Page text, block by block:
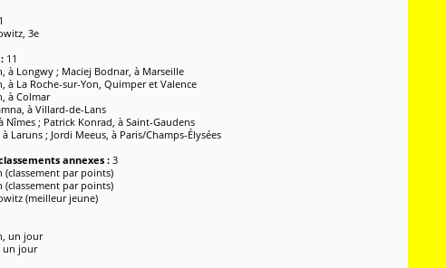
1
3e
11
à Longwy ; Maciej Bodnar, à Marseille
à La Roche-sur-Yon, Quimper et Valence
à Colmar
à Villard-de-Lans
Nîmes ; Patrick Konrad, à Saint-Gaudens
Laruns ; Jordi Meeus, à Paris/Champs-Élysées
annexes : 3
(classement par points)
(classement par points)
(meilleur jeune)
un jour
un jour